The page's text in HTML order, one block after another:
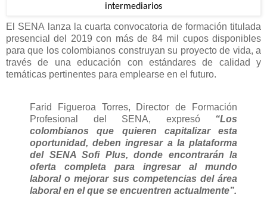
intermediarios
El SENA lanza la cuarta convocatoria de formación titulada
presencial del 2019 con más de 84 mil cupos disponibles
para que los colombianos construyan su proyecto de vida, a
través de una educación con estándares de calidad y
temáticas pertinentes para emplearse en el futuro.
Farid Figueroa Torres, Director de Formación
Profesional del SENA, expresó “Los
colombianos que quieren capitalizar esta
oportunidad, deben ingresar a la plataforma
del SENA Sofi Plus, donde encontrarán la
oferta completa para ingresar al mundo
laboral o mejorar sus competencias del área
laboral en el que se encuentren actualmente”.